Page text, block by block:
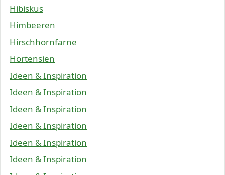
Hibiskus
Himbeeren
Hirschhornfarne
Hortensien
Ideen & Inspiration
Ideen & Inspiration
Ideen & Inspiration
Ideen & Inspiration
Ideen & Inspiration
Ideen & Inspiration